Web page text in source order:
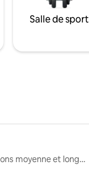
Salle de sport
Locations moyenne et longue durée